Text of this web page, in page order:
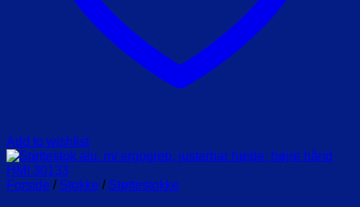
Add to wishlist
Forside / Stokke / Støttestokke